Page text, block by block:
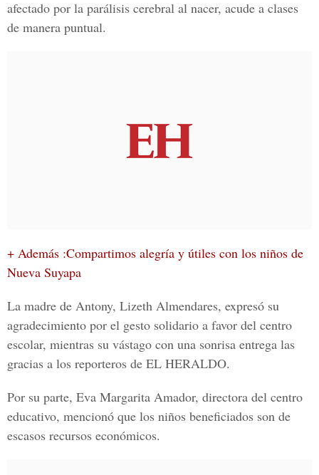
afectado por la parálisis cerebral al nacer, acude a clases
de manera puntual.
+ Además :Compartimos alegría y útiles con los niños de
Nueva Suyapa
La madre de Antony, Lizeth Almendares, expresó su
agradecimiento por el gesto solidario a favor del centro
escolar, mientras su vástago con una sonrisa entrega las
gracias a los reporteros de EL HERALDO.
Por su parte, Eva Margarita Amador, directora del centro
educativo, mencionó que los niños beneficiados son de
escasos recursos económicos.